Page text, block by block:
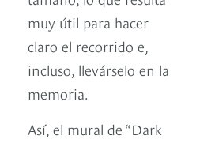
muy útil para hacer
claro el recorrido e,
incluso, llevárselo en la
memoria.
Así, el mural de “Dark